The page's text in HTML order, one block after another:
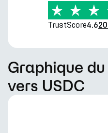
TrustScore4.6
Graphique
vers USDC